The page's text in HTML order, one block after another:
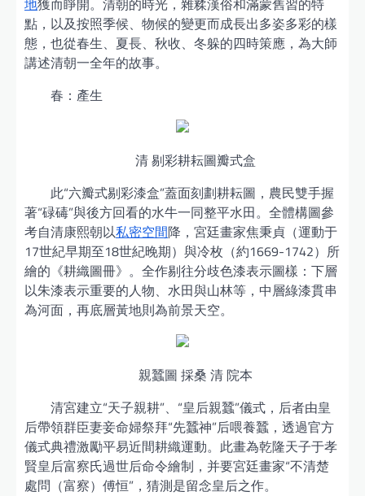
地獲而睜開。清朝的時光，雜糅漢俗和滿蒙舊習的特
點，以及按照季候、物候的變更而成長出多姿多彩的樣
態，也從春生、夏長、秋收、冬躲的四時策應，為大師
講述清朝一全年的故事。
春：產生
清 剔彩耕耘圖瓣式盒
此“六瓣式剔彩漆盒”蓋面刻劃耕耘圖，農民雙手握
著“碌碡”與後方回看的水牛一同整平水田。全體構圖參
考自清康熙朝以私密空間降，宮廷畫家焦秉貞（運動于
17世紀早期至18世紀晚期）與冷枚（約1669-1742）所
繪的《耕織圖冊》。全作剔往分歧色漆表示圖樣：下層
以朱漆表示重要的人物、水田與山林等，中層綠漆貫串
為河面，再底層黃地則為前景天空。
親蠶圖 採桑 清 院本
清宮建立“天子親耕”、“皇后親蠶”儀式，后者由皇
后帶領群臣妻妾命婦祭拜“先蠶神”后喂養蠶，透過官方
儀式典禮激勵平易近間耕織運動。此畫為乾隆天子于孝
賢皇后富察氏過世后命令繪制，并要宮廷畫家“不清楚
處問（富察）傅恒”，猜測是留念皇后之作。